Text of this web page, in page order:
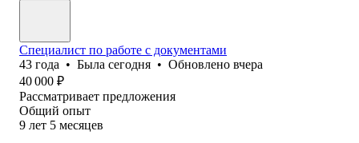
Специалист по работе с документами
43 года • Была сегодня • Обновлено вчера
40 000 ₽
Рассматривает предложения
Общий опыт
9 лет 5 месяцев